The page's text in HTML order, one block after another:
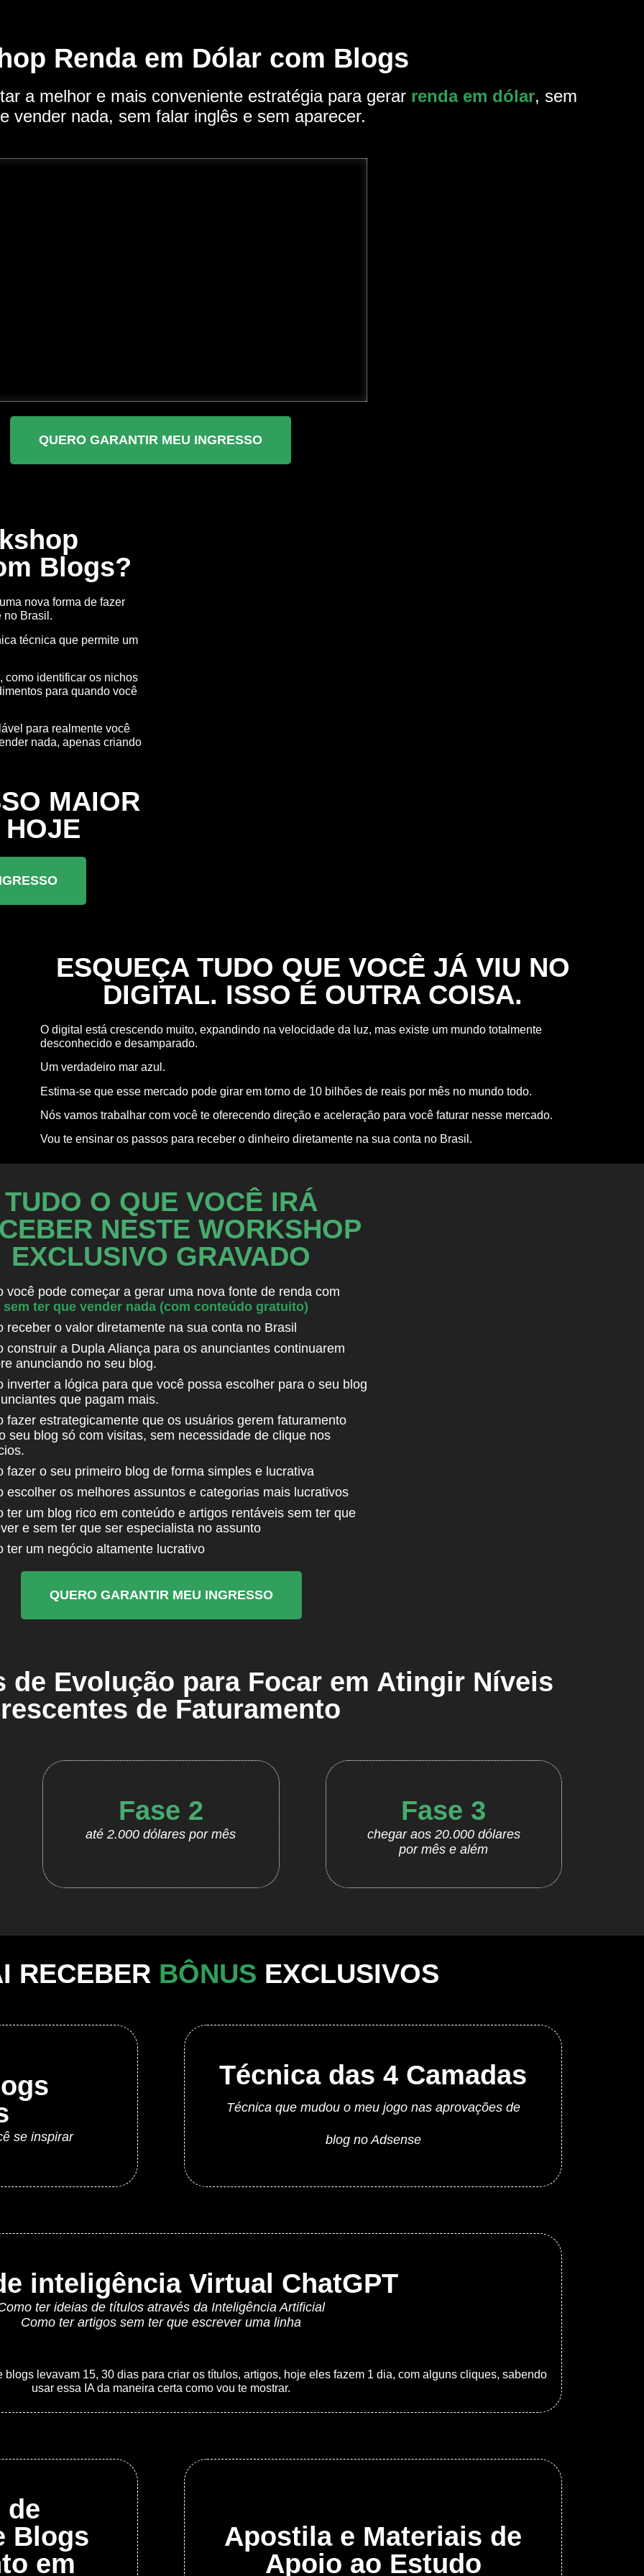
Renda em Dólar com Blogs
a melhor e mais conveniente estratégia para gerar renda em dólar, sem
vender nada, sem falar inglês e sem aparecer.
QUERO GARANTIR MEU INGRESSO
Blogs?
nova forma de fazer
no Brasil.
técnica que permite um
como identificar os nichos
para quando você
para realmente você
nada, apenas criando
MAIOR
ESQUEÇA TUDO QUE VOCÊ JÁ VIU NO
DIGITAL. ISSO É OUTRA COISA.
O digital está crescendo muito, expandindo na velocidade da luz, mas existe um mundo totalmente
desconhecido e desamparado.
Um verdadeiro mar azul.
Estima-se que esse mercado pode girar em torno de 10 bilhões de reais por mês no mundo todo.
Nós vamos trabalhar com você te oferecendo direção e aceleração para você faturar nesse mercado.
Vou te ensinar os passos para receber o dinheiro diretamente na sua conta no Brasil.
TUDO O QUE VOCÊ IRÁ
NESTE WORKSHOP
EXCLUSIVO GRAVADO
você pode começar a gerar uma nova fonte de renda com
sem ter que vender nada (com conteúdo gratuito)
receber o valor diretamente na sua conta no Brasil
construir a Dupla Aliança para os anunciantes continuarem
anunciando no seu blog.
inverter a lógica para que você possa escolher para o seu blog
que pagam mais.
fazer estrategicamente que os usuários gerem faturamento
seu blog só com visitas, sem necessidade de clique nos
fazer o seu primeiro blog de forma simples e lucrativa
escolher os melhores assuntos e categorias mais lucrativos
ter um blog rico em conteúdo e artigos rentáveis sem ter que
e sem ter que ser especialista no assunto
ter um negócio altamente lucrativo
QUERO GARANTIR MEU INGRESSO
de Evolução para Focar em Atingir Níveis
de Faturamento
Fase 2
até 2.000 dólares por mês
Fase 3
chegar aos 20.000 dólares
por mês e além
RECEBER BÔNUS EXCLUSIVOS
se inspirar
Técnica das 4 Camadas
Técnica que mudou o meu jogo nas aprovações de
blog no Adsense
inteligência Virtual ChatGPT
ter ideias de títulos através da Inteligência Artificial
Como ter artigos sem ter que escrever uma linha
levavam 15, 30 dias para criar os títulos, artigos, hoje eles fazem 1 dia, com alguns cliques, sabendo
usar essa IA da maneira certa como vou te mostrar.
de
Blogs
em
Apostila e Materiais de
Apoio ao Estudo